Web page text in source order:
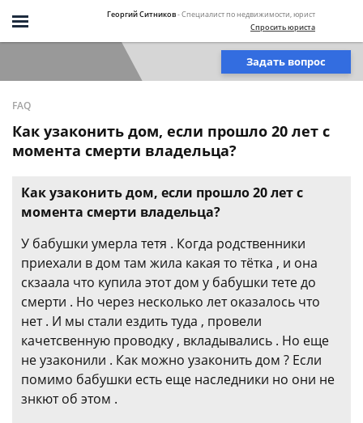
Георгий Ситников- Специалист по недвижимости, юрист
Спросить юриста
Задать вопрос
FAQ
Как узаконить дом, если прошло 20 лет с
момента смерти владельца?
Как узаконить дом, если прошло 20 лет с
момента смерти владельца?
У бабушки умерла тетя . Когда родственники
приехали в дом там жила какая то тётка , и она
скзаала что купила этот дом у бабушки тете до
смерти . Но через несколько лет оказалось что
нет . И мы стали ездить туда , провели
качетсвенную проводку , вкладывались . Но еще
не узаконили . Как можно узаконить дом ? Если
помимо бабушки есть еще наследники но они не
знкют об этом .